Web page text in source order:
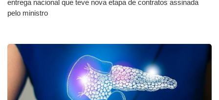
entrega nacional que teve nova etapa de contratos assinada
pelo ministro